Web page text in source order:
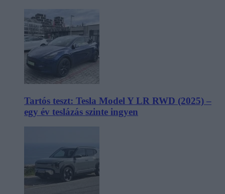
Tartós teszt: Tesla Model Y LR RWD (2025) –
egy év teslázás szinte ingyen